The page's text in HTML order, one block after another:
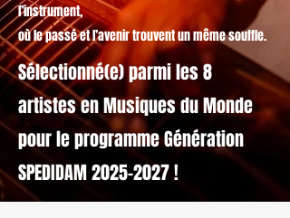
l’instrument,
où le passé et l’avenir trouvent un même souffle.
Sélectionné(e) parmi les 8
artistes en Musiques du Monde
pour le programme Génération
SPEDIDAM2025-2027!